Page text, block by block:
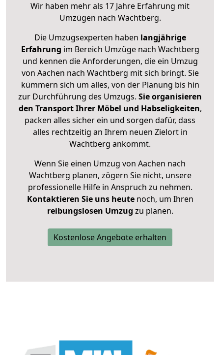
Wir haben mehr als 17 Jahre Erfahrung mit
Umzügen nach Wachtberg.
Die Umzugsexperten haben langjährige
Erfahrung im Bereich Umzüge nach Wachtberg
und kennen die Anforderungen, die ein Umzug
von Aachen nach Wachtberg mit sich bringt. Sie
kümmern sich um alles, von der Planung bis hin
zur Durchführung des Umzugs. Sie organisieren
den Transport Ihrer Möbel und Habseligkeiten,
packen alles sicher ein und sorgen dafür, dass
alles rechtzeitig an Ihrem neuen Zielort in
Wachtberg ankommt.
Wenn Sie einen Umzug von Aachen nach
Wachtberg planen, zögern Sie nicht, unsere
professionelle Hilfe in Anspruch zu nehmen.
Kontaktieren Sie uns heutenoch, um Ihren
reibungslosen Umzug zu planen.
Kostenlose Angebote erhalten